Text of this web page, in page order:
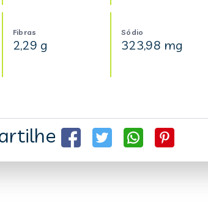
Fibras
2,29 g
Sódio
323,98 mg